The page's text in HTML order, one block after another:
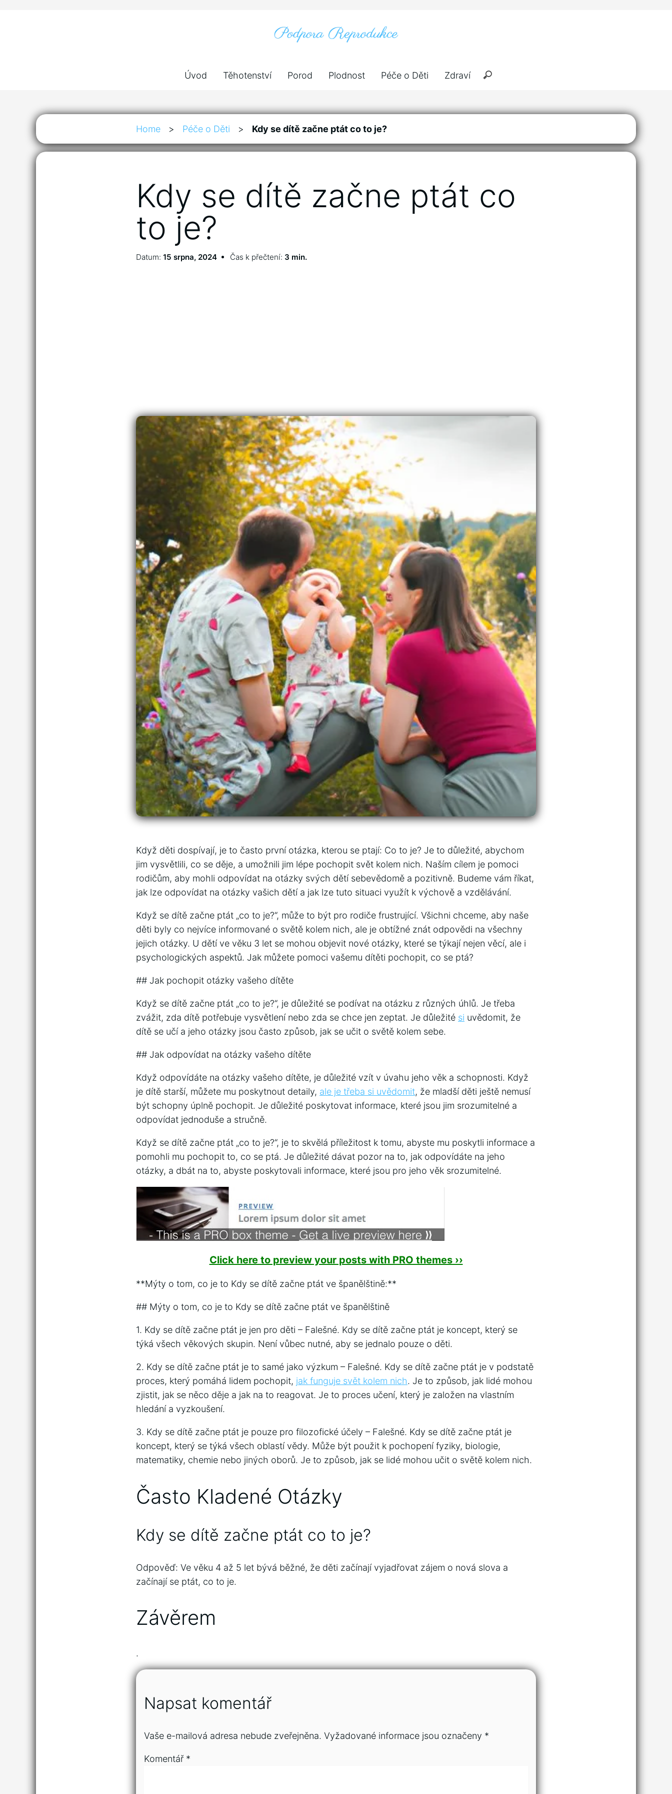
Úvod Těhotenství Porod Plodnost Péče o Děti Zdraví
Home > Péče o Děti > Kdy se dítě začne ptát co to je?
Kdy se dítě začne ptát co
to je?
Datum: 15 srpna, 2024 Čas k přečtení: 3 min.
Když děti dospívají, je to často první otázka, kterou se ptají: Co to je? Je to důležité, abychom
jim vysvětlili, co se děje, a umožnili jim lépe pochopit svět kolem nich. Naším cílem je pomoci
rodičům, aby mohli odpovídat na otázky svých dětí sebevědomě a pozitivně. Budeme vám říkat,
jak lze odpovídat na otázky vašich dětí a jak lze tuto situaci využít k výchově a vzdělávání.
Když se dítě začne ptát „co to je?“, může to být pro rodiče frustrující. Všichni chceme, aby naše
děti byly co nejvíce informované o světě kolem nich, ale je obtížné znát odpovědi na všechny
jejich otázky. U dětí ve věku 3 let se mohou objevit nové otázky, které se týkají nejen věcí, ale i
psychologických aspektů. Jak můžete pomoci vašemu dítěti pochopit, co se ptá?
## Jak pochopit otázky vašeho dítěte
Když se dítě začne ptát „co to je?“, je důležité se podívat na otázku z různých úhlů. Je třeba
zvážit, zda dítě potřebuje vysvětlení nebo zda se chce jen zeptat. Je důležité si uvědomit, že
dítě se učí a jeho otázky jsou často způsob, jak se učit o světě kolem sebe.
## Jak odpovídat na otázky vašeho dítěte
Když odpovídáte na otázky vašeho dítěte, je důležité vzít v úvahu jeho věk a schopnosti. Když
je dítě starší, můžete mu poskytnout detaily, ale je třeba si uvědomit, že mladší děti ještě nemusí
být schopny úplně pochopit. Je důležité poskytovat informace, které jsou jim srozumitelné a
odpovídat jednoduše a stručně.
Když se dítě začne ptát „co to je?“, je to skvělá příležitost k tomu, abyste mu poskytli informace a
pomohli mu pochopit to, co se ptá. Je důležité dávat pozor na to, jak odpovídáte na jeho
otázky, a dbát na to, abyste poskytovali informace, které jsou pro jeho věk srozumitelné.
Click here to preview your posts with PRO themes ››
**Mýty o tom, co je to Kdy se dítě začne ptát ve španělštině:**
## Mýty o tom, co je to Kdy se dítě začne ptát ve španělštině
1. Kdy se dítě začne ptát je jen pro děti – Falešné. Kdy se dítě začne ptát je koncept, který se
týká všech věkových skupin. Není vůbec nutné, aby se jednalo pouze o děti.
2. Kdy se dítě začne ptát je to samé jako výzkum – Falešné. Kdy se dítě začne ptát je v podstatě
proces, který pomáhá lidem pochopit, jak funguje svět kolem nich. Je to způsob, jak lidé mohou
zjistit, jak se něco děje a jak na to reagovat. Je to proces učení, který je založen na vlastním
hledání a vyzkoušení.
3. Kdy se dítě začne ptát je pouze pro filozofické účely – Falešné. Kdy se dítě začne ptát je
koncept, který se týká všech oblastí vědy. Může být použit k pochopení fyziky, biologie,
matematiky, chemie nebo jiných oborů. Je to způsob, jak se lidé mohou učit o světě kolem nich.
Často Kladené Otázky
Kdy se dítě začne ptát co to je?
Odpověď: Ve věku 4 až 5 let bývá běžné, že děti začínají vyjadřovat zájem o nová slova a
začínají se ptát, co to je.
Závěrem
.
Napsat komentář
Vaše e-mailová adresa nebude zveřejněna. Vyžadované informace jsou označeny *
Komentář *